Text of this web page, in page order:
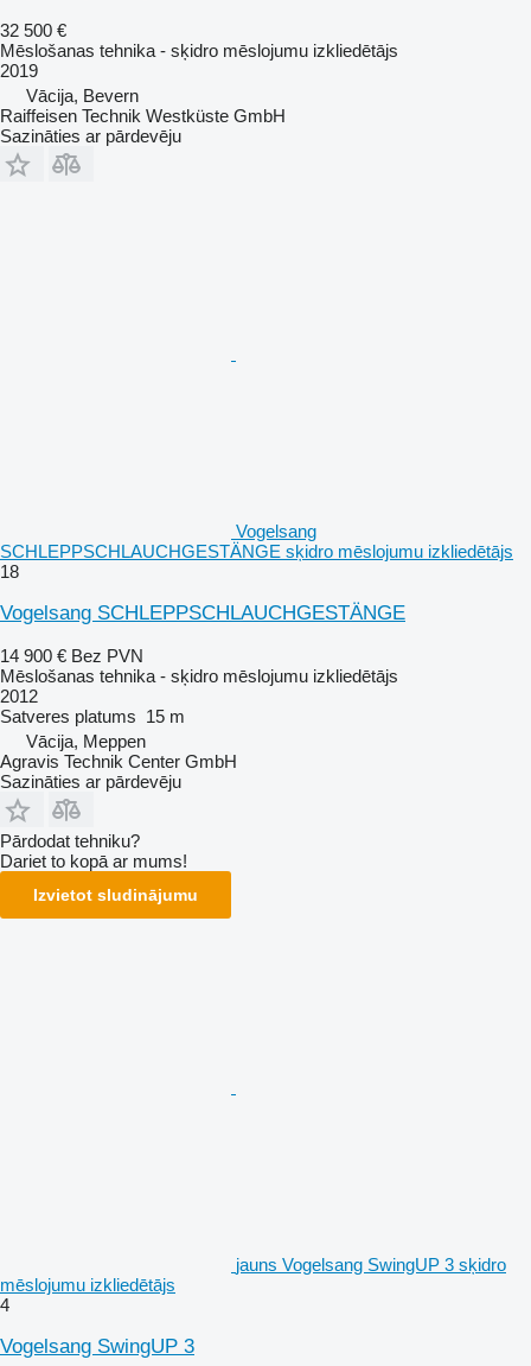
32 500 €
Mēslošanas tehnika - sķidro mēslojumu izkliedētājs
2019
Vācija, Bevern
Raiffeisen Technik Westküste GmbH
Sazināties ar pārdevēju
Vogelsang
SCHLEPPSCHLAUCHGESTÄNGE sķidro mēslojumu izkliedētājs
18
Vogelsang SCHLEPPSCHLAUCHGESTÄNGE
14 900 € Bez PVN
Mēslošanas tehnika - sķidro mēslojumu izkliedētājs
2012
Satveres platums 15 m
Vācija, Meppen
Agravis Technik Center GmbH
Sazināties ar pārdevēju
Pārdodat tehniku?
Dariet to kopā ar mums!
Izvietot sludinājumu
jauns Vogelsang SwingUP 3 sķidro
mēslojumu izkliedētājs
4
Vogelsang SwingUP 3